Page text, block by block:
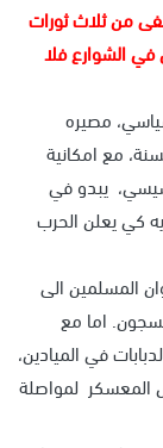
من ثلاث ثورات
في الشوارع فلا
مصيره
مع امكانية
يبدو في
كي يعلن الحرب
المسلمين الى
اما مع
في الميادين،
المعسكر لمواصلة